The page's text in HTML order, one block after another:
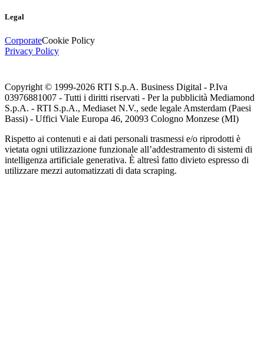
Legal
CorporateCookie Policy
Privacy Policy
Copyright © 1999-2026 RTI S.p.A. Business Digital - P.Iva
03976881007 - Tutti i diritti riservati - Per la pubblicità Mediamond
S.p.A. - RTI S.p.A., Mediaset N.V., sede legale Amsterdam (Paesi
Bassi) - Uffici Viale Europa 46, 20093 Cologno Monzese (MI)
Rispetto ai contenuti e ai dati personali trasmessi e/o riprodotti è
vietata ogni utilizzazione funzionale all’addestramento di sistemi di
intelligenza artificiale generativa. È altresì fatto divieto espresso di
utilizzare mezzi automatizzati di data scraping.